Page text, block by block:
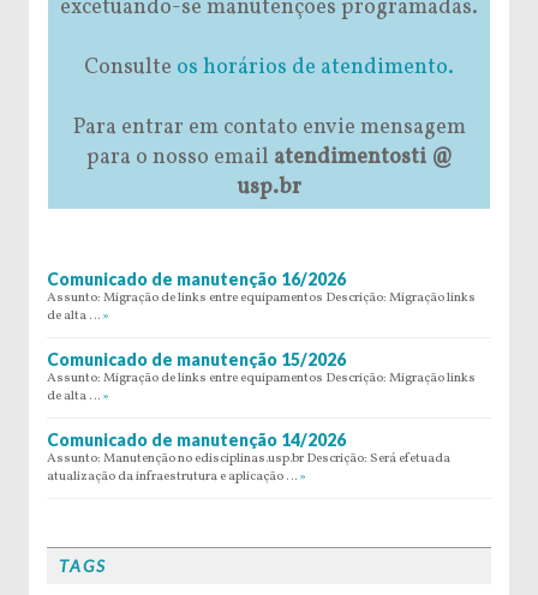
excetuando-se manutenções programadas.
Consulte os horários de atendimento.
Para entrar em contato envie mensagem
para o nosso email atendimentosti @
usp.br
Comunicado de manutenção 16/2026
Assunto: Migração de links entre equipamentos Descrição: Migração links
de alta … »
Comunicado de manutenção 15/2026
Assunto: Migração de links entre equipamentos Descrição: Migração links
de alta … »
Comunicado de manutenção 14/2026
Assunto: Manutenção no edisciplinas.usp.br Descrição: Será efetuada
atualização da infraestrutura e aplicação … »
TAGS